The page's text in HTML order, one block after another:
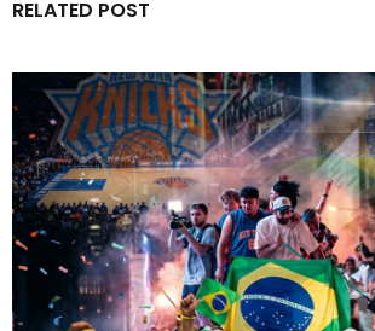
RELATED POST